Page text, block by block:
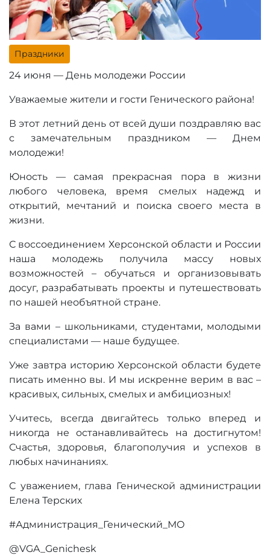
Праздники
24 июня — День молодежи России
Уважаемые жители и гости Генического района!
В этот летний день от всей души поздравляю вас
с замечательным праздником — Днем
молодежи!
Юность — самая прекрасная пора в жизни
любого человека, время смелых надежд и
открытий, мечтаний и поиска своего места в
жизни.
С воссоединением Херсонской области и России
наша молодежь получила массу новых
возможностей – обучаться и организовывать
досуг, разрабатывать проекты и путешествовать
по нашей необъятной стране.
За вами – школьниками, студентами, молодыми
специалистами — наше будущее.
Уже завтра историю Херсонской области будете
писать именно вы. И мы искренне верим в вас –
красивых, сильных, смелых и амбициозных!
Учитесь, всегда двигайтесь только вперед и
никогда не останавливайтесь на достигнутом!
Счастья, здоровья, благополучия и успехов в
любых начинаниях.
С уважением, глава Генической администрации
Елена Терских
#Администрация_Генический_МО
@VGA_Genichesk